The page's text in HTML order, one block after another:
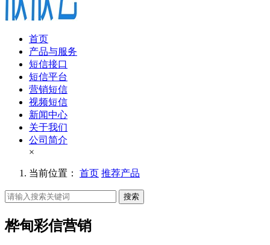
首页
产品与服务
短信接口
短信平台
营销短信
视频短信
新闻中心
关于我们
公司简介
×
当前位置： 首页 推荐产品
搜索
桦甸彩信营销